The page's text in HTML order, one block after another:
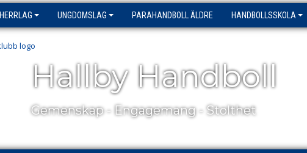
HERRLAG UNGDOMSLAG PARAHANDBOLL ÄLDRE HANDBOLLSSKOLA
Hallby Handboll
Gemenskap - Engagemang - Stolthet